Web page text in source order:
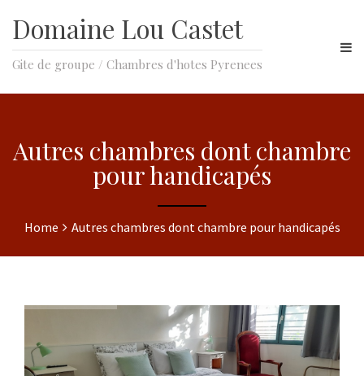
Domaine Lou Castet
Gite de groupe / Chambres d'hotes Pyrenees
Autres chambres dont chambre
pour handicapés
Home Autres chambres dont chambre pour handicapés